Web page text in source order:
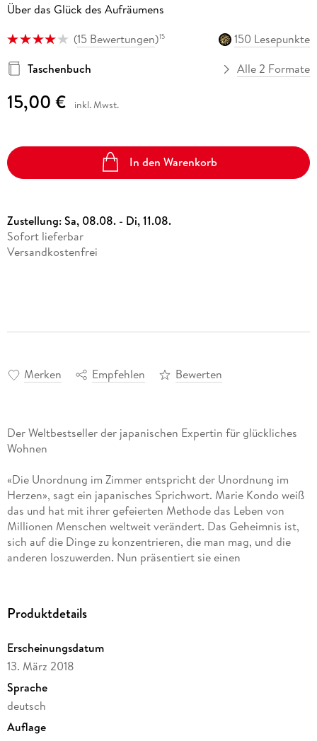
Über das Glück des Aufräumens
(15 Bewertungen)15
150 Lesepunkte
Taschenbuch
Alle 2 Formate
15,00 € inkl. Mwst.
In den Warenkorb
Zustellung:Sa, 08.08. - Di, 11.08.
Sofort lieferbar
Versandkostenfrei
Merken Empfehlen Bewerten
Der Weltbestseller der japanischen Expertin für glückliches
Wohnen
«Die Unordnung im Zimmer entspricht der Unordnung im
Herzen», sagt ein japanisches Sprichwort. Marie Kondo weiß
das und hat mit ihrer gefeierten Methode das Leben von
Millionen Menschen weltweit verändert. Das Geheimnis ist,
sich auf die Dinge zu konzentrieren, die man mag, und die
anderen loszuwerden. Nun präsentiert sie einen
und sogar Dingen mit sentimentalem Wert. Außerdem zeigt
Durch die richtige Ordnung in unseren Wohnzimmern,
Küchen, Büros, Schlafzimmern und Badezimmern wird so
unser gesamtes Leben einfacher, und wir werden zufrieden
und glücklicher.
Produktdetails
Erscheinungsdatum
13. März 2018
Sprache
deutsch
Auflage